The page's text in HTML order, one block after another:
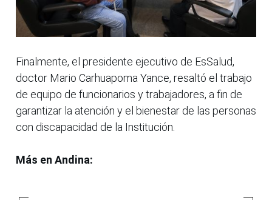
Finalmente, el presidente ejecutivo de EsSalud,
doctor Mario Carhuapoma Yance, resaltó el trabajo
de equipo de funcionarios y trabajadores, a fin de
garantizar la atención y el bienestar de las personas
con discapacidad de la Institución.
Más en Andina: